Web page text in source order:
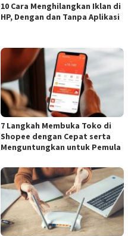
10 Cara Menghilangkan Iklan di
HP, Dengan dan Tanpa Aplikasi
7 Langkah Membuka Toko di
Shopee dengan Cepat serta
Menguntungkan untuk Pemula